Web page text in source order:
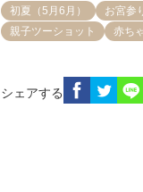
初夏（5月6月） お宮参
親子ツーショット
赤ち
シェアする